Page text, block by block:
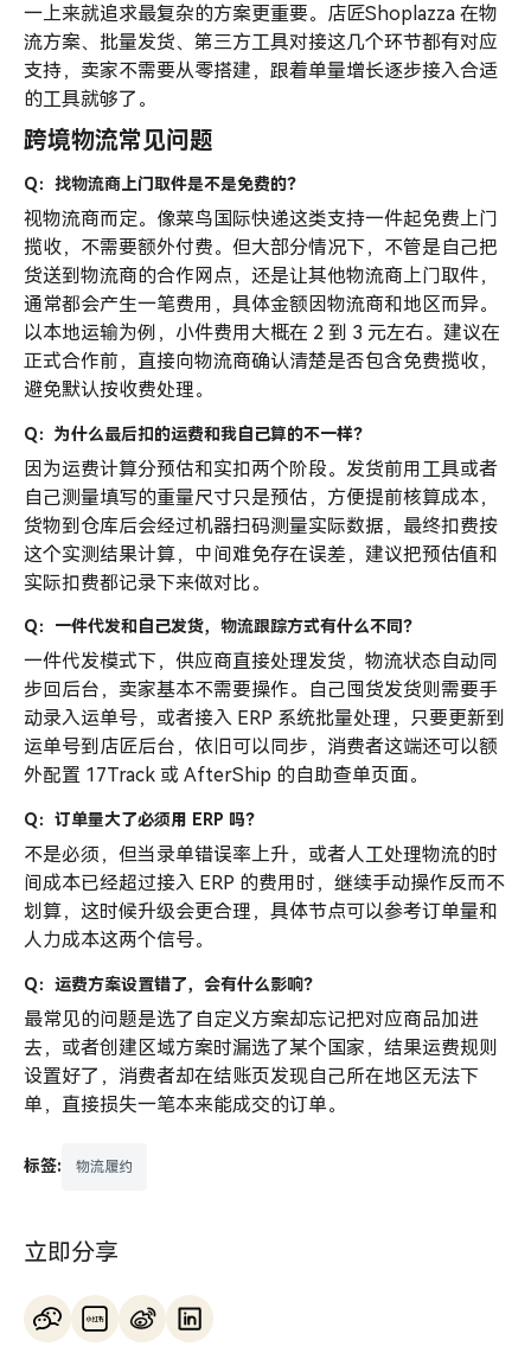
一上来就追求最复杂的方案更重要。店匠Shoplazza 在物
流方案、批量发货、第三方工具对接这几个环节都有对应
支持，卖家不需要从零搭建，跟着单量增长逐步接入合适
的工具就够了。
跨境物流常见问题
Q：找物流商上门取件是不是免费的？
视物流商而定。像菜鸟国际快递这类支持一件起免费上门
揽收，不需要额外付费。但大部分情况下，不管是自己把
货送到物流商的合作网点，还是让其他物流商上门取件，
通常都会产生一笔费用，具体金额因物流商和地区而异。
以本地运输为例，小件费用大概在 2 到 3 元左右。建议在
正式合作前，直接向物流商确认清楚是否包含免费揽收，
避免默认按收费处理。
Q：为什么最后扣的运费和我自己算的不一样？
因为运费计算分预估和实扣两个阶段。发货前用工具或者
自己测量填写的重量尺寸只是预估，方便提前核算成本，
货物到仓库后会经过机器扫码测量实际数据，最终扣费按
这个实测结果计算，中间难免存在误差，建议把预估值和
实际扣费都记录下来做对比。
Q：一件代发和自己发货，物流跟踪方式有什么不同？
一件代发模式下，供应商直接处理发货，物流状态自动同
步回后台，卖家基本不需要操作。自己囤货发货则需要手
动录入运单号，或者接入 ERP 系统批量处理，只要更新到
运单号到店匠后台，依旧可以同步，消费者这端还可以额
外配置 17Track 或 AfterShip 的自助查单页面。
Q：订单量大了必须用 ERP 吗？
不是必须，但当录单错误率上升，或者人工处理物流的时
间成本已经超过接入 ERP 的费用时，继续手动操作反而不
划算，这时候升级会更合理，具体节点可以参考订单量和
人力成本这两个信号。
Q：运费方案设置错了，会有什么影响？
最常见的问题是选了自定义方案却忘记把对应商品加进
去，或者创建区域方案时漏选了某个国家，结果运费规则
设置好了，消费者却在结账页发现自己所在地区无法下
单，直接损失一笔本来能成交的订单。
标签: 物流履约
立即分享